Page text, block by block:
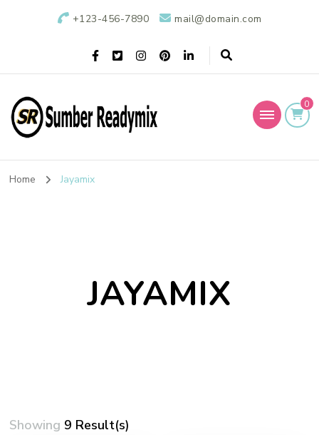
+123-456-7890 mail@domain.com
Sumber Readymix
0
Home Jayamix
JAYAMIX
Showing 9 Result(s)